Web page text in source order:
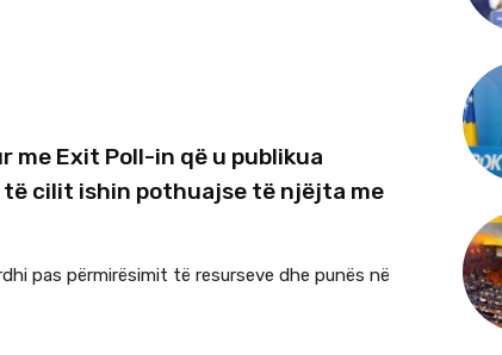
me Exit Poll-in që u publikua
të cilit ishin pothuajse të njëjta me
pas përmirësimit të resurseve dhe punës në